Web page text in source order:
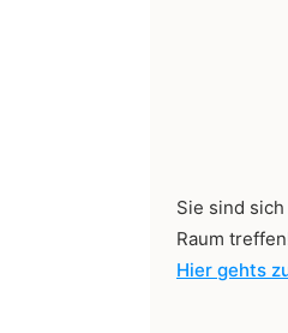
Sie sind
Raum
Hier gehts